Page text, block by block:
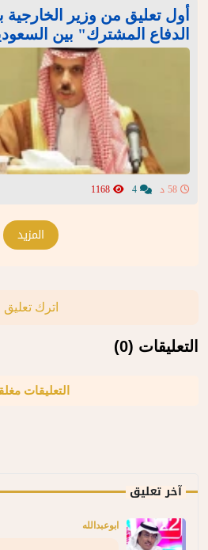
أول تعليق من وزير الخارجية
الدفاع المشترك" بين
المزيد
اترك تعليق
التعليقات (0)
التعليقات
آخر تعليق
ابوعبدالله